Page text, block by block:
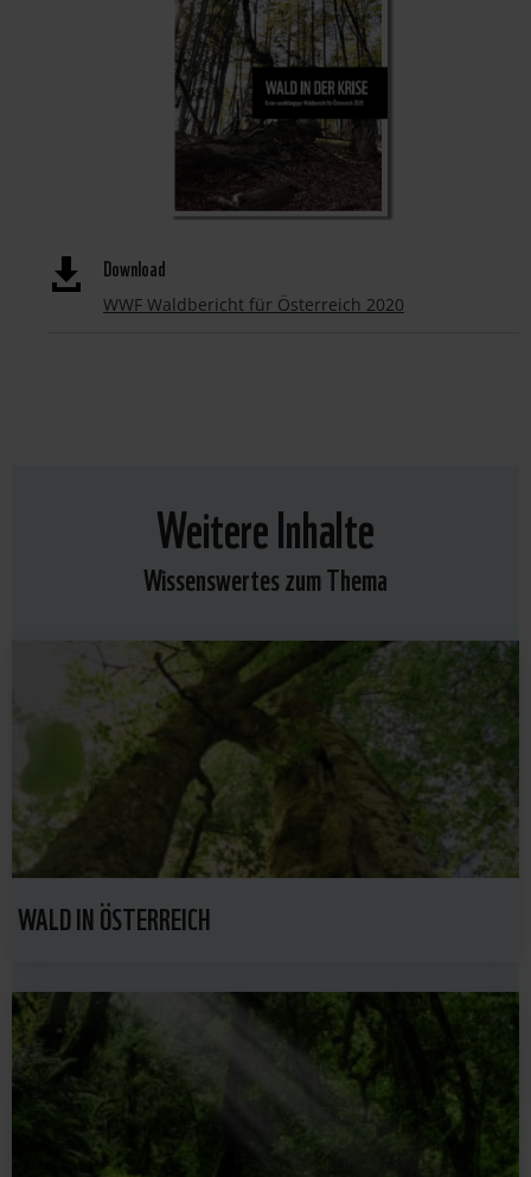
 Download
WWF Waldbericht für Österreich 2020
Weitere Inhalte
Wissenswertes zum Thema
WALD IN ÖSTERREICH